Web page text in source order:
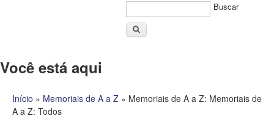
Buscar
Você está aqui
Início » Memoriais de A a Z » Memoriais de A a Z: Memoriais de
A a Z: Todos